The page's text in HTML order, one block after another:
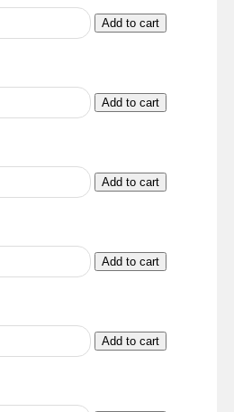
Add to cart
Add to cart
Add to cart
Add to cart
Add to cart